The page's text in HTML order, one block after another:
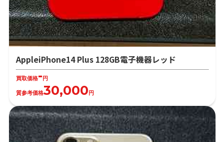
AppleiPhone14 Plus 128GB電子機器レッド
買取価格-円
質参考価格30,000円